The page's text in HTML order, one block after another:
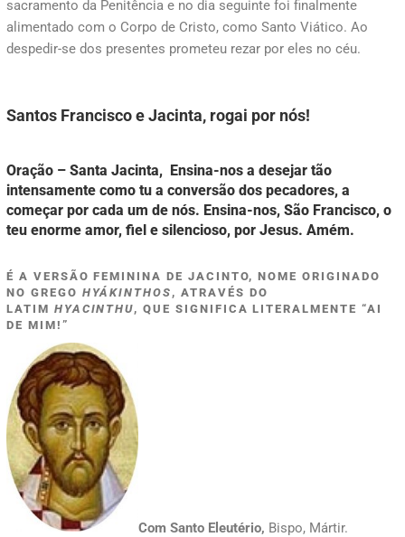
sacramento da Penitência e no dia seguinte foi finalmente
alimentado com o Corpo de Cristo, como Santo Viático. Ao
despedir-se dos presentes prometeu rezar por eles no céu.
Santos Francisco e Jacinta, rogai por nós!
Oração – Santa Jacinta, Ensina-nos a desejar tão
intensamente como tu a conversão dos pecadores, a
começar por cada um de nós. Ensina-nos, São Francisco, o
teu enorme amor, fiel e silencioso, por Jesus. Amém.
É A VERSÃO FEMININA DE JACINTO, NOME ORIGINADO
NO GREGO HYÁKINTHOS , ATRAVÉS DO
LATIM HYACINTHU, QUE SIGNIFICA LITERALMENTE “AI
DE MIM!”
Com Santo Eleutério, Bispo, Mártir.